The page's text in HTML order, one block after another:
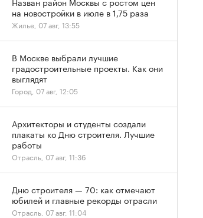
на новостройки в июле в 1,75 раза
Жилье, 07 авг, 13:55
В Москве выбрали лучшие
градостроительные проекты. Как они
выглядят
Город, 07 авг, 12:05
Архитекторы и студенты создали
плакаты ко Дню строителя. Лучшие
работы
Отрасль, 07 авг, 11:36
Дню строителя — 70: как отмечают
юбилей и главные рекорды отрасли
Отрасль, 07 авг, 11:04